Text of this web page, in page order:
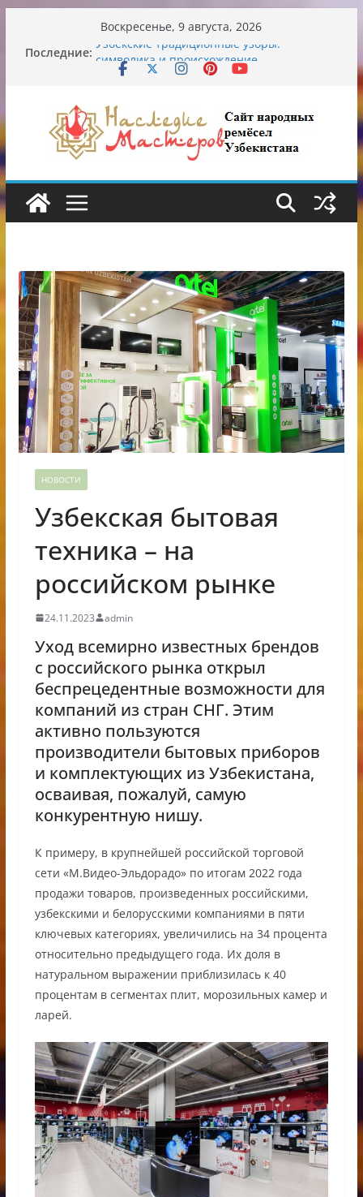
содержимому
Воскресенье, 9 августа, 2026
Последние: Узбекские традиционные узоры:
символика и происхождение
Опасная диета Алины Загитовой
От знахарей до университетских клиник
Обрушение на одном из ключевых
перекрёстков Ташкента: перекрыт
путепровод на Буюк Ипак Йули
НОВОСТИ
Узбекская бытовая
техника – на
российском рынке
24.11.2023 admin
Уход всемирно известных брендов
с российского рынка открыл
беспрецедентные возможности для
компаний из стран СНГ. Этим
активно пользуются
производители бытовых приборов
и комплектующих из Узбекистана,
осваивая, пожалуй, самую
конкурентную нишу.
К примеру, в крупнейшей российской торговой
сети «М.Видео-Эльдорадо» по итогам 2022 года
продажи товаров, произведенных российскими,
узбекскими и белорусскими компаниями в пяти
ключевых категориях, увеличились на 34 процента
относительно предыдущего года. Их доля в
натуральном выражении приблизилась к 40
процентам в сегментах плит, морозильных камер и
ларей.